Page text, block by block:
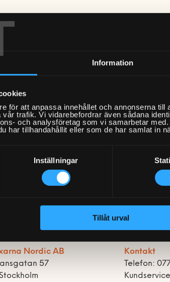
Information
för att anpassa innehållet och annonserna till
trafik. Vi vidarebefordrar även sådana
och analysföretag som vi samarbetar
har tillhandahållit eller som de har samlat in
Inställningar
Tillåt urval
K-rauta AB är ett helägt dotterbolag till
i Sverige sedan 1996. K-rauta har 17
byggvaruhusen hittar man allt från minsta
service och kundbemötande. Med en
och utökar nu det genom ett samarbete
Vi skall hjälpa K-rautas kunder med
robotgräsklipparinstallationer. Oavsett
finnas med för att ge den upplevelse
tillsammans med produktförsäljning ligger
samarbetet till fler tjänster i fler
Nordic AB
57
Stockholm
Kontakt
Telefon: